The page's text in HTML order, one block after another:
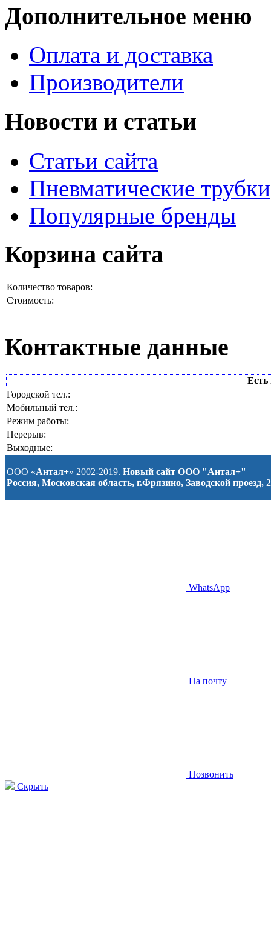
Дополнительное меню
Оплата и доставка
Производители
Новости и статьи
Статьи сайта
Пневматические трубки
Популярные бренды
Корзина сайта
Количество товаров:
Стоимость:
Контактные данные
Есть
Городской тел.:
Мобильный тел.:
Режим работы:
Перерыв:
Выходные:
ООО «Антал+» 2002-2019. Новый сайт ООО "Антал+"
Россия, Московская область, г.Фрязино, Заводской проезд, 2
WhatsApp
На почту
Позвонить
Скрыть